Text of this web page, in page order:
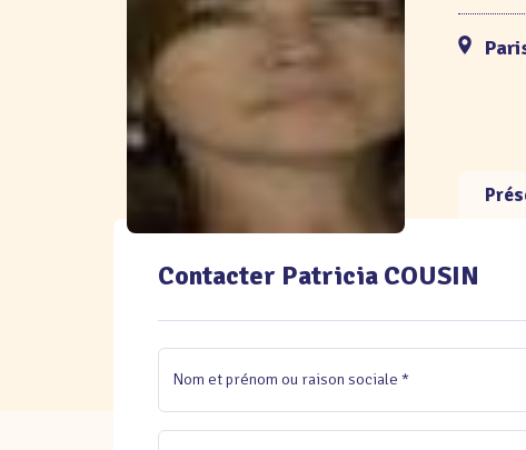
Contacter Patricia COUSIN
Nom et prénom ou raison sociale *